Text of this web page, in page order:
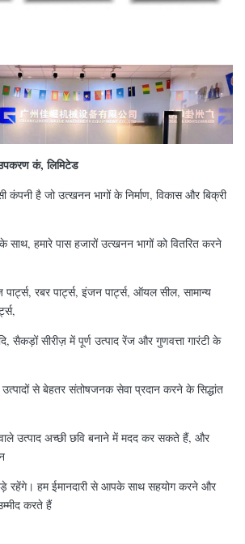
कं, लिमिटेड
है जो उत्खनन भागों के निर्माण, विकास और बिक्री
साथ, हमारे पास हजारों उत्खनन भागों को वितरित करने
रबर पार्ट्स, इंजन पार्ट्स, ऑयल सील, सामान्य
सैकड़ों सीरीज़ में पूर्ण उत्पाद रेंज और गुणवत्ता गारंटी के
से बेहतर संतोषजनक सेवा प्रदान करने के सिद्धांत
उत्पाद अच्छी छवि बनाने में मदद कर सकते हैं, और
रहेंगे। हम ईमानदारी से आपके साथ सहयोग करने और
करते हैं